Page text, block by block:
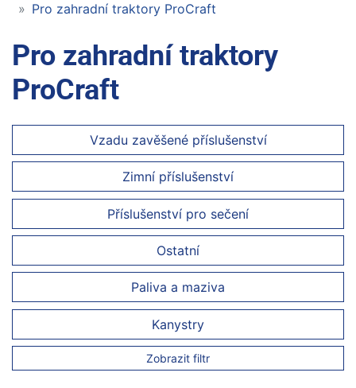
Pro zahradní traktory ProCraft
Pro zahradní traktory
ProCraft
Vzadu zavěšené příslušenství
Zimní příslušenství
Příslušenství pro sečení
Ostatní
Paliva a maziva
Kanystry
Zobrazit filtr